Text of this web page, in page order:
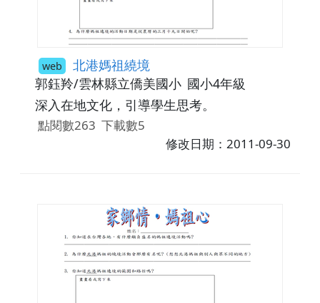
web 北港媽祖繞境
郭鈺羚/雲林縣立僑美國小 國小4年級
深入在地文化，引導學生思考。
點閱數263 下載數5
修改日期：2011-09-30